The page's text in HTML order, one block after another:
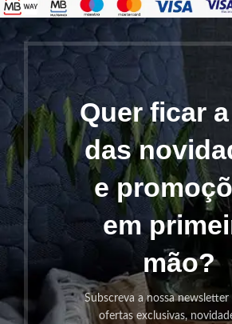
Quer ficar
das
e
em
mão?
Subscreva a nossa newsletter
ofertas exclusivas,